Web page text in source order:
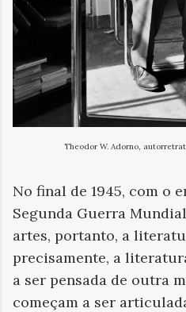
Theodor W. Adorno,
No final de 1945, com o
Segunda Guerra
artes, portanto, a
precisamente, a
a ser pensada de outra
começam a ser